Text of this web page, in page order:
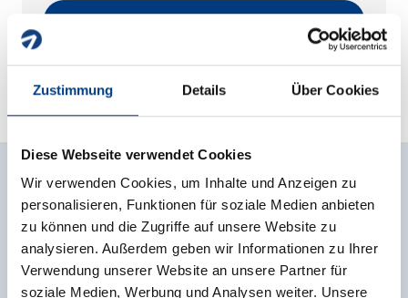
Zustimmung Details Über Cookies
Diese Webseite verwendet Cookies
Wir verwenden Cookies, um Inhalte und Anzeigen zu
personalisieren, Funktionen für soziale Medien anbieten
zu können und die Zugriffe auf unsere Website zu
analysieren. Außerdem geben wir Informationen zu Ihrer
Verwendung unserer Website an unsere Partner für
soziale Medien, Werbung und Analysen weiter. Unsere
Jetzt anmelden
PDF herunterladen
Dozierende